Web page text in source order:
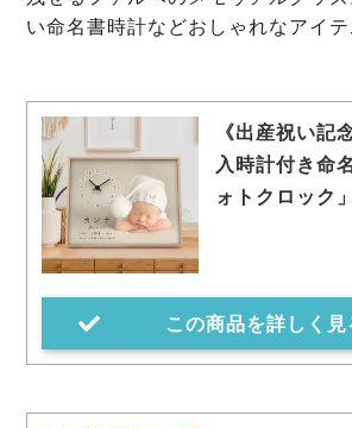
い命名書時計などおしゃれなアイ
《出産祝い記
入時計付き命
ォトクロック」
この商品を詳しく見